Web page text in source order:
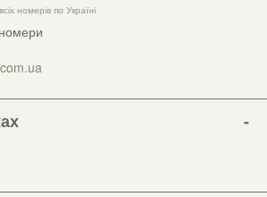
номерів по Україні
номери